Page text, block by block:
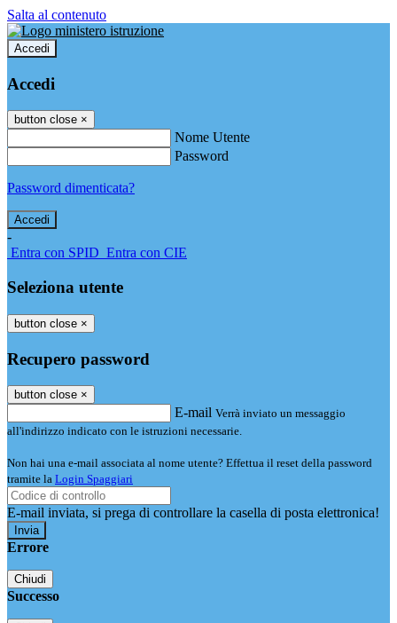
Salta al contenuto
Accedi
Accedi
button close ×
Nome Utente
Password
Password dimenticata?
-
Entra con SPID Entra con CIE
Seleziona utente
button close ×
Recupero password
button close ×
E-mail Verrà inviato un messaggio
all'indirizzo indicato con le istruzioni necessarie.
Non hai una e-mail associata al nome utente? Effettua il reset della password
tramite la Login Spaggiari
E-mail inviata, si prega di controllare la casella di posta elettronica!
Errore
Chiudi
Successo